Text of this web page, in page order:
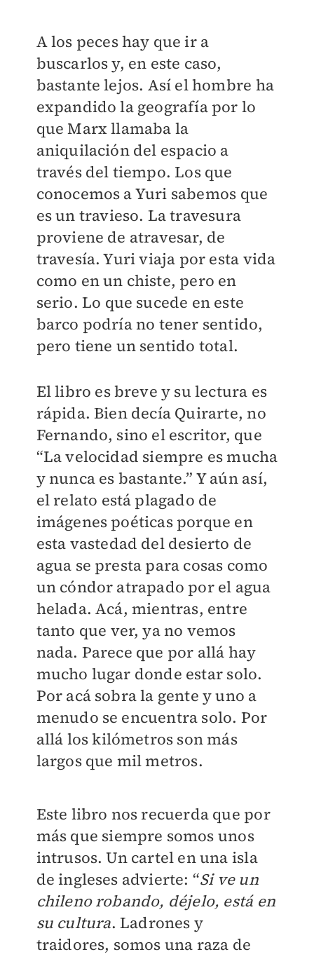
A los peces hay que ir a
buscarlos y, en este caso,
bastante lejos. Así el hombre ha
expandido la geografía por lo
que Marx llamaba la
aniquilación del espacio a
través del tiempo. Los que
conocemos a Yuri sabemos que
es un travieso. La travesura
proviene de atravesar, de
travesía. Yuri viaja por esta vida
como en un chiste, pero en
serio. Lo que sucede en este
barco podría no tener sentido,
pero tiene un sentido total.
El libro es breve y su lectura es
rápida. Bien decía Quirarte, no
Fernando, sino el escritor, que
“La velocidad siempre es mucha
y nunca es bastante.” Y aún así,
el relato está plagado de
imágenes poéticas porque en
esta vastedad del desierto de
agua se presta para cosas como
un cóndor atrapado por el agua
helada. Acá, mientras, entre
tanto que ver, ya no vemos
nada. Parece que por allá hay
mucho lugar donde estar solo.
Por acá sobra la gente y uno a
menudo se encuentra solo. Por
allá los kilómetros son más
largos que mil metros.
Este libro nos recuerda que por
más que siempre somos unos
intrusos. Un cartel en una isla
de ingleses advierte: “Si ve un
chileno robando, déjelo, está en
su cultura. Ladrones y
traidores, somos una raza de